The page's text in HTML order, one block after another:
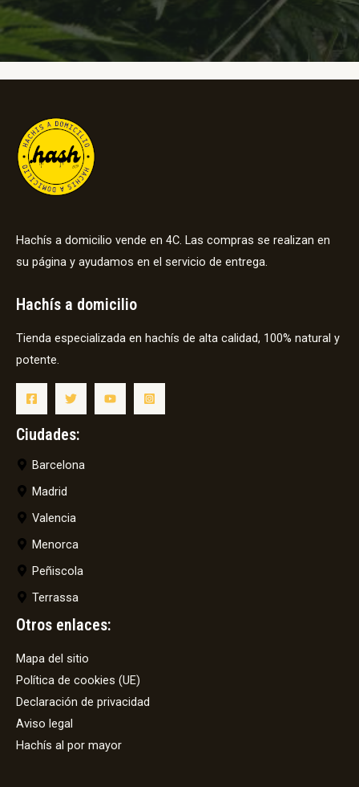
Hachís a domicilio vende en 4C. Las compras se realizan en
su página y ayudamos en el servicio de entrega.
Hachís a domicilio
Tienda especializada en hachís de alta calidad, 100% natural y
potente.
Ciudades:
Barcelona
Madrid
Valencia
Menorca
Peñiscola
Terrassa
Otros enlaces:
Mapa del sitio
Política de cookies (UE)
Declaración de privacidad
Aviso legal
Hachís al por mayor